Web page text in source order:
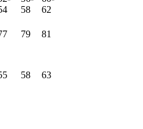
58
62
79 81
58 63